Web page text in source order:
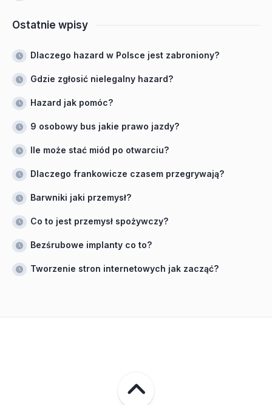
Ostatnie wpisy
Dlaczego hazard w Polsce jest zabroniony?
Gdzie zgłosić nielegalny hazard?
Hazard jak pomóc?
9 osobowy bus jakie prawo jazdy?
Ile może stać miód po otwarciu?
Dlaczego frankowicze czasem przegrywają?
Barwniki jaki przemysł?
Co to jest przemysł spożywczy?
Bezśrubowe implanty co to?
Tworzenie stron internetowych jak zacząć?